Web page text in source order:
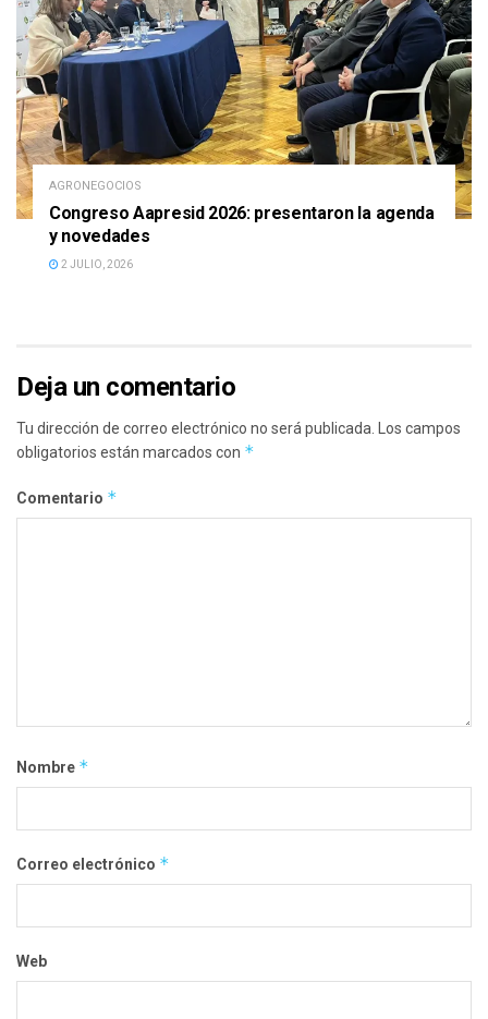
AGRONEGOCIOS
Congreso Aapresid 2026: presentaron la agenda
y novedades
2 JULIO, 2026
Deja un comentario
Tu dirección de correo electrónico no será publicada. Los campos
obligatorios están marcados con *
Comentario *
Nombre *
Correo electrónico *
Web